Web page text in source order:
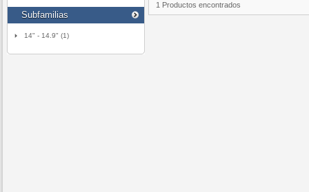
Subfamilias
14" - 14.9" (1)
1 Productos encontrados